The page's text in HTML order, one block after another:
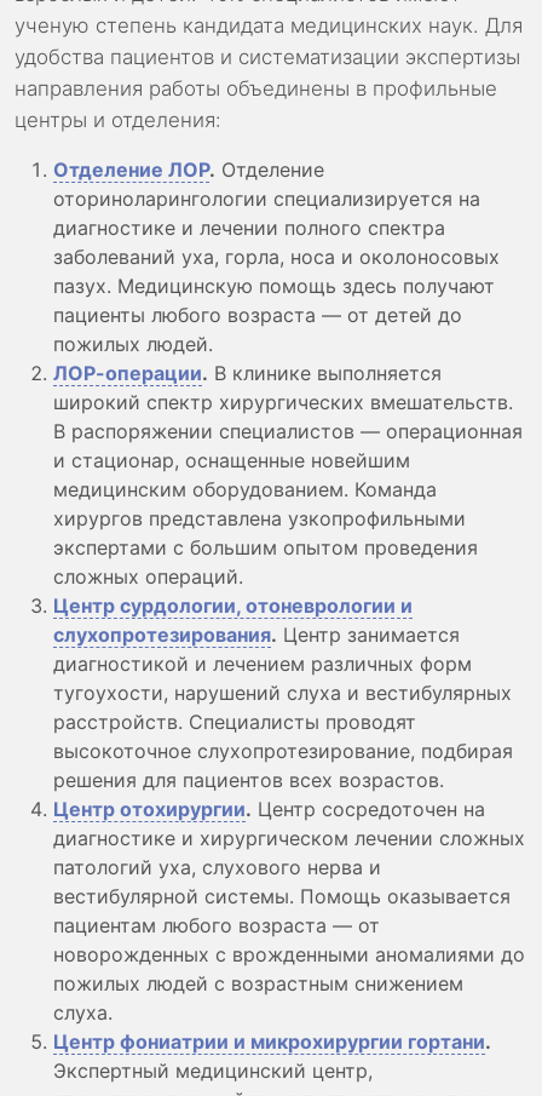
ученую степень кандидата медицинских наук. Для
удобства пациентов и систематизации экспертизы
направления работы объединены в профильные
центры и отделения:
Отделение ЛОР. Отделение
оториноларингологии специализируется на
диагностике и лечении полного спектра
заболеваний уха, горла, носа и околоносовых
пазух. Медицинскую помощь здесь получают
пациенты любого возраста — от детей до
пожилых людей.
ЛОР-операции. В клинике выполняется
широкий спектр хирургических вмешательств.
В распоряжении специалистов — операционная
и стационар, оснащенные новейшим
медицинским оборудованием. Команда
хирургов представлена узкопрофильными
экспертами с большим опытом проведения
сложных операций.
Центр сурдологии, отоневрологии и
слухопротезирования. Центр занимается
диагностикой и лечением различных форм
тугоухости, нарушений слуха и вестибулярных
расстройств. Специалисты проводят
высокоточное слухопротезирование, подбирая
решения для пациентов всех возрастов.
Центр отохирургии. Центр сосредоточен на
диагностике и хирургическом лечении сложных
патологий уха, слухового нерва и
вестибулярной системы. Помощь оказывается
пациентам любого возраста — от
новорожденных с врожденными аномалиями до
пожилых людей с возрастным снижением
слуха.
Центр фониатрии и микрохирургии гортани.
Экспертный медицинский центр,